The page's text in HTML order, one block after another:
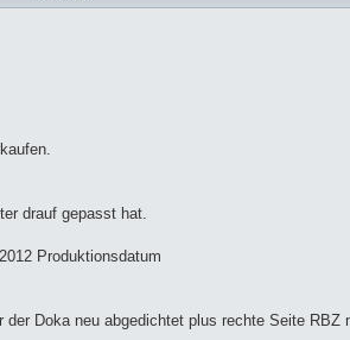
drauf gepasst hat.
Produktionsdatum
Doka neu abgedichtet plus rechte Seite RBZ